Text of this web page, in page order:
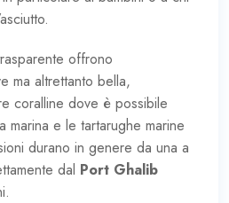
offrono
ma altrettanto bella,
coralline dove è possibile
marina e le tartarughe marine
durano in genere da una a
dal Port Ghalib